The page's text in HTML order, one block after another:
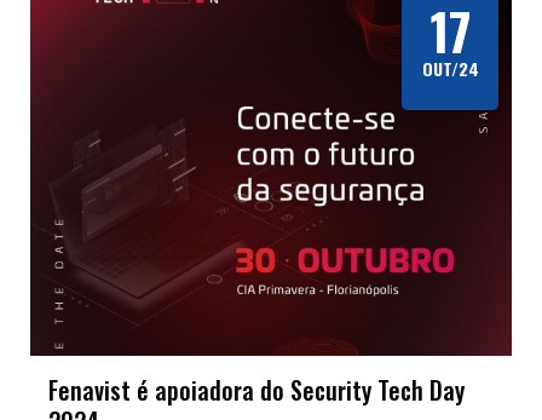
Fenavist é apoiadora do Security Tech Day
17
OUT/24